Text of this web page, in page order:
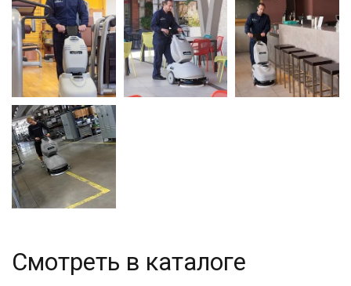
Смотреть в каталоге